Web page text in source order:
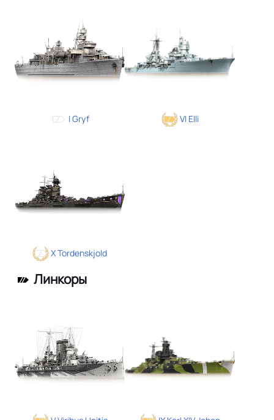
I Gryf VI Elli
X Tordenskjold
Линкоры